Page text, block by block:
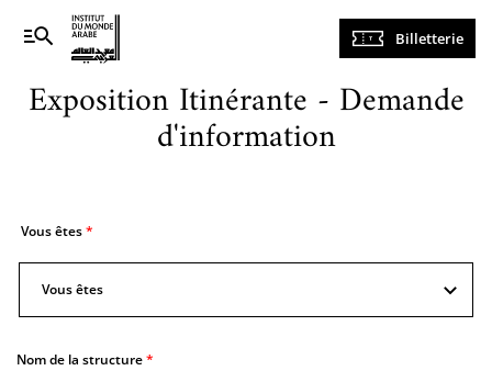
Navigation
principale
Billetterie
Exposition Itinérante - Demande
d'information
Vous êtes
êtes
Vous êtes
Nom de la structure